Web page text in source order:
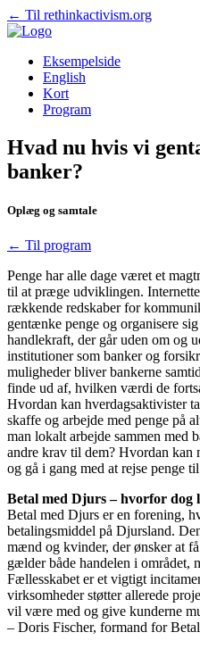
← Til rethinkactivism.org
Eksempelside
English
Kort
Program
Hvad nu hvis vi
banker?
Oplæg og samtale
← Til program
Penge har alle dage været et
til at præge udviklingen.
rækkende redskaber for
gentænke penge og organisere
handlekraft, der går uden om og
institutioner som banker og
muligheder bliver bankerne
finde ud af, hvilken værdi de
Hvordan kan hverdagsaktivister
skaffe og arbejde med penge på
man lokalt arbejde sammen med
andre krav til dem? Hvordan kan
og gå i gang med at rejse penge
Betal med Djurs – hvorfor dog
Betal med Djurs er en forening,
betalingsmiddel på Djursland.
mænd og kvinder, der ønsker at
gælder både handelen i området,
Fællesskabet er et vigtigt
virksomheder støtter allerede
vil være med og give kunderne
– Doris Fischer, formand for